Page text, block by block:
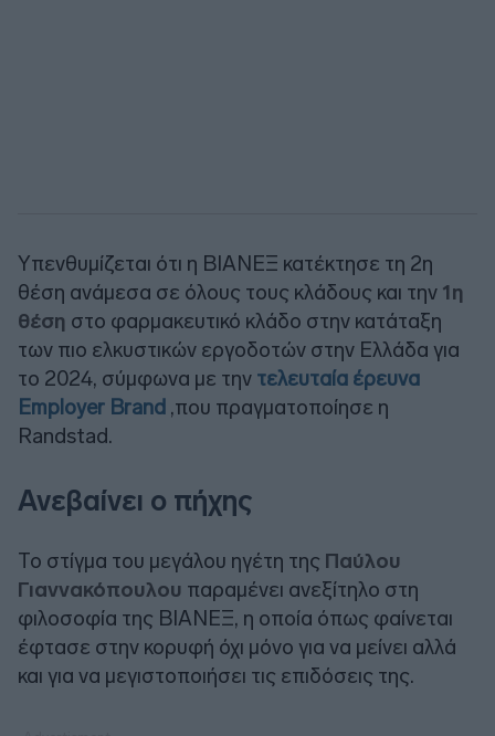
Υπενθυμίζεται ότι η ΒΙΑΝΕΞ κατέκτησε τη 2η
θέση ανάμεσα σε όλους τους κλάδους και την 1η
θέση στο φαρμακευτικό κλάδο στην κατάταξη
των πιο ελκυστικών εργοδοτών στην Ελλάδα για
το 2024, σύμφωνα με την τελευταία έρευνα
Employer Brand ,που πραγματοποίησε η
Randstad.
Ανεβαίνει ο πήχης
Το στίγμα του μεγάλου ηγέτη της Παύλου
Γιαννακόπουλου παραμένει ανεξίτηλο στη
φιλοσοφία της ΒΙΑΝΕΞ, η οποία όπως φαίνεται
έφτασε στην κορυφή όχι μόνο για να μείνει αλλά
και για να μεγιστοποιήσει τις επιδόσεις της.